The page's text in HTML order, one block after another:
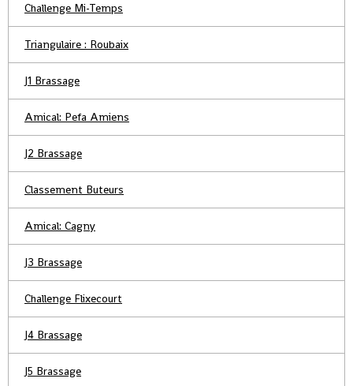
Challenge Mi-Temps
Triangulaire : Roubaix
J1 Brassage
Amical: Pefa Amiens
J2 Brassage
Classement Buteurs
Amical: Cagny
J3 Brassage
Challenge Flixecourt
J4 Brassage
J5 Brassage